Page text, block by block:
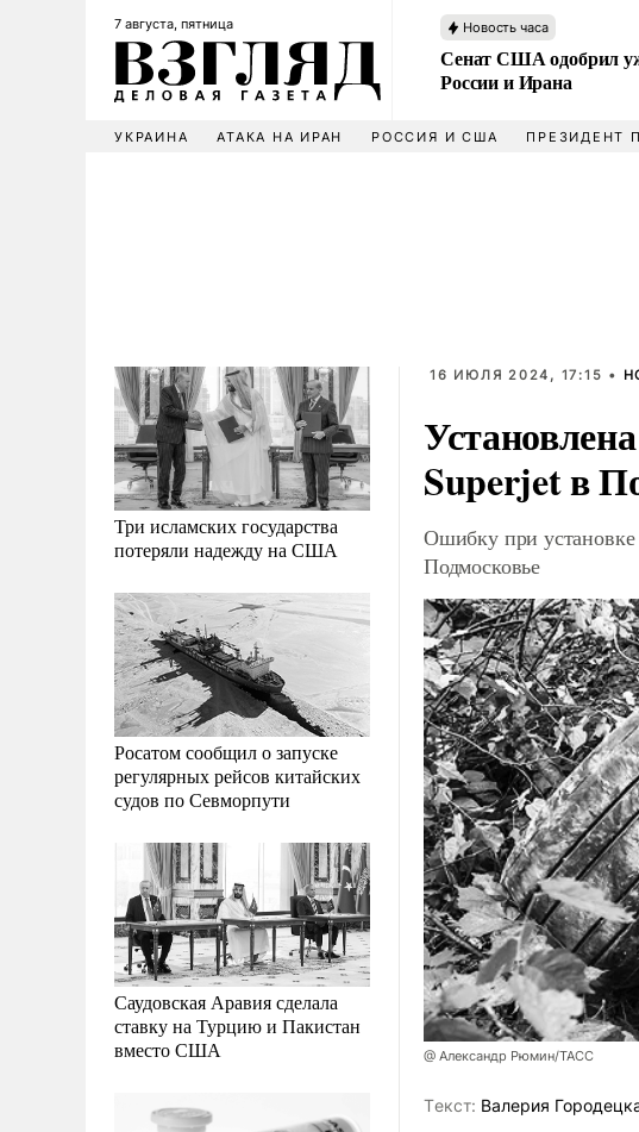
7 августа, пятница Новость часа
Сенат США одобрил
России и Ирана
УКРАИНА АТАКА НА ИРАН РОССИЯ И США ПРЕЗИДЕНТ
Три исламских государства
потеряли надежду на США
Росатом сообщил о запуске
регулярных рейсов китайских
судов по Севморпути
Саудовская Аравия сделала
ставку на Турцию и Пакистан
вместо США
16 ИЮЛЯ 2024, 17:15 •
Superjet в
Ошибку при установке
Подмосковье
@ Александр Рюмин/ТАСС
Tекст: Валерия